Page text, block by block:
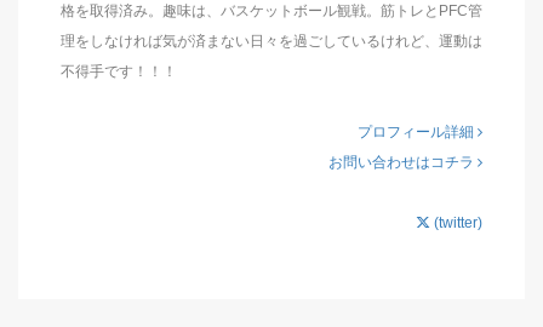
格を取得済み。趣味は、バスケットボール観戦。筋トレとPFC管
理をしなければ気が済まない日々を過ごしているけれど、運動は
不得手です！！！
プロフィール詳細
お問い合わせはコチラ
(twitter)